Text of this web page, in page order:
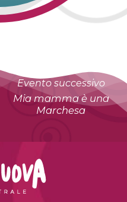
Evento successivo
Mia mamma è una
Marchesa